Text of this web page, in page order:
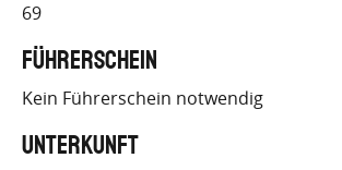
69
Führerschein
Kein Führerschein notwendig
Unterkunft